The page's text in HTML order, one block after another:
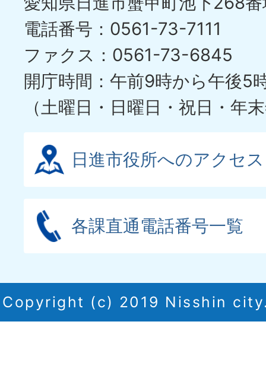
電話番号：0561-73-7111
ファクス：0561-73-6845
開庁時間：午前9時から午後5
（土曜日・日曜日・祝日・年
日進市役所へのアクセス
各課直通電話番号一覧
Copyright (c) 2019 Nisshin